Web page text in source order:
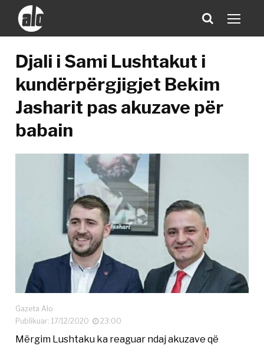
Djali i Sami Lushtakut i
kundërpërgjigjet Bekim
Jasharit pas akuzave për
babain
Gazeta Alo
Publikuar: 17/12/2020
23:00
Mërgim Lushtaku ka reaguar ndaj akuzave që